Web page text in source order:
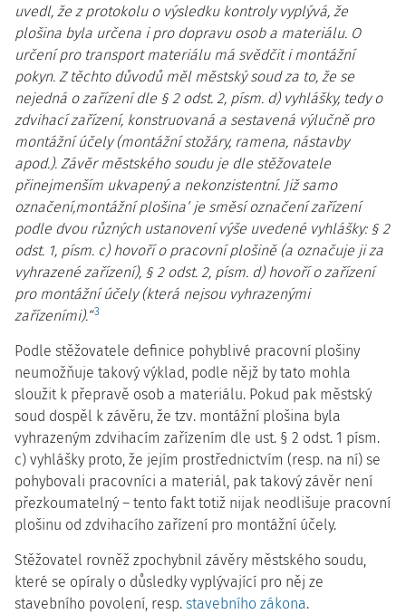
uvedl, že z protokolu o výsledku kontroly vyplývá, že
plošina byla určena i pro dopravu osob a materiálu. O
určení pro transport materiálu má svědčit i montážní
pokyn. Z těchto důvodů měl městský soud za to, že se
nejedná o zařízení dle § 2 odst. 2, písm. d) vyhlášky, tedy o
zdvihací zařízení, konstruovaná a sestavená výlučně pro
montážní účely (montážní stožáry, ramena, nástavby
apod.). Závěr městského soudu je dle stěžovatele
přinejmenším ukvapený a nekonzistentní. Již samo
označení,montážní plošina’ je směsí označení zařízení
podle dvou různých ustanovení výše uvedené vyhlášky: § 2
odst. 1, písm. c) hovoří o pracovní plošině (a označuje ji za
vyhrazené zařízení), § 2 odst. 2, písm. d) hovoří o zařízení
pro montážní účely (která nejsou vyhrazenými
zařízeními).“3
Podle stěžovatele definice pohyblivé pracovní plošiny
neumožňuje takový výklad, podle nějž by tato mohla
sloužit k přepravě osob a materiálu. Pokud pak městský
soud dospěl k závěru, že tzv. montážní plošina byla
vyhrazeným zdvihacím zařízením dle ust. § 2 odst. 1 písm.
c) vyhlášky proto, že jejím prostřednictvím (resp. na ní) se
pohybovali pracovníci a materiál, pak takový závěr není
přezkoumatelný – tento fakt totiž nijak neodlišuje pracovní
plošinu od zdvihacího zařízení pro montážní účely.
Stěžovatel rovněž zpochybnil závěry městského soudu,
které se opíraly o důsledky vyplývající pro něj ze
stavebního povolení, resp. stavebního zákona.